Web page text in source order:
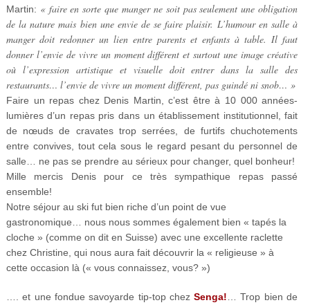
Martin: « faire en sorte quemanger ne soit pas seulement une obligation
de la nature mais bien une envie de se faire plaisir. L’humour en salle à
manger doit redonner un lien entre parents et enfants à table. Il faut
donner l’envie de vivre un moment différent et surtout une image créative
où l’expression artistique et visuelle doit entrer dans la salle des
restaurants… l’envie de vivre un moment différent, pas guindé ni snob… »
Faire un repas chez Denis Martin, c’est être à 10 000 années-
lumières d’un repas pris dans un établissement institutionnel, fait
de nœuds de cravates trop serrées, de furtifs chuchotements
entre convives, tout cela sous le regard pesant du personnel de
salle… ne pas se prendre au sérieux pour changer, quel bonheur!
Mille mercis Denis pour ce très sympathique repas passé
ensemble!
Notre séjour au ski fut bien riche d’un point de vue
gastronomique… nous nous sommes également bien « tapés la
cloche » (comme on dit en Suisse) avec une excellente raclette
chez Christine, qui nous aura fait découvrir la « religieuse » à
cette occasion là (« vous connaissez, vous? »)
…. et une fondue savoyarde tip-top chezSenga! … Trop bien de